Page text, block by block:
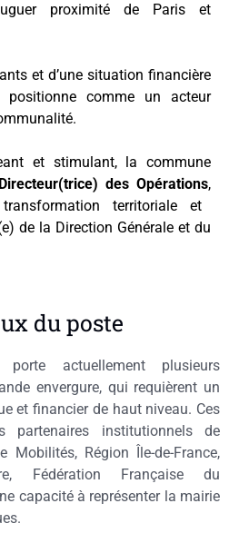
proximité de Paris et
et d’une situation financière
comme un acteur
et stimulant, la commune
Directeur(trice) des Opérations,
territoriale et
de la Direction Générale et du
du poste
porte actuellement plusieurs
envergure, qui requièrent un
et financier de haut niveau. Ces
partenaires institutionnels de
Mobilités, Région Île-de-France,
Fédération Française du
capacité à représenter la mairie